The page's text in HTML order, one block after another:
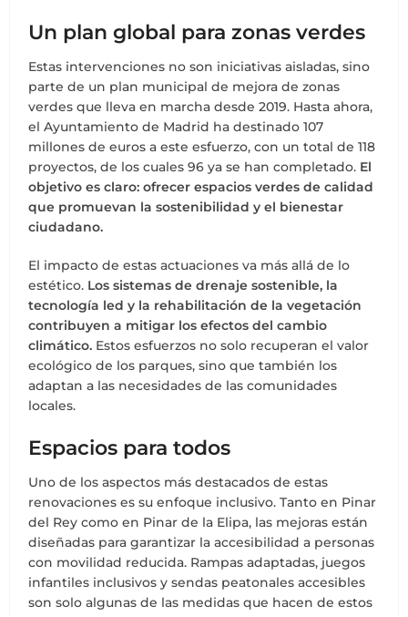
Un plan global para zonas verdes
Estas intervenciones no son iniciativas aisladas, sino
parte de un plan municipal de mejora de zonas
verdes que lleva en marcha desde 2019. Hasta ahora,
el Ayuntamiento de Madrid ha destinado 107
millones de euros a este esfuerzo, con un total de 118
proyectos, de los cuales 96 ya se han completado. El
objetivo es claro: ofrecer espacios verdes de calidad
que promuevan la sostenibilidad y el bienestar
ciudadano.
El impacto de estas actuaciones va más allá de lo
estético. Los sistemas de drenaje sostenible, la
tecnología led y la rehabilitación de la vegetación
contribuyen a mitigar los efectos del cambio
climático. Estos esfuerzos no solo recuperan el valor
ecológico de los parques, sino que también los
adaptan a las necesidades de las comunidades
locales.
Espacios para todos
Uno de los aspectos más destacados de estas
renovaciones es su enfoque inclusivo. Tanto en Pinar
del Rey como en Pinar de la Elipa, las mejoras están
diseñadas para garantizar la accesibilidad a personas
con movilidad reducida. Rampas adaptadas, juegos
infantiles inclusivos y sendas peatonales accesibles
son solo algunas de las medidas que hacen de estos